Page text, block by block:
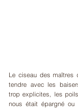
Le ciseau des maîtres
tendre avec les
trop explicites, les
nous était épargné ou